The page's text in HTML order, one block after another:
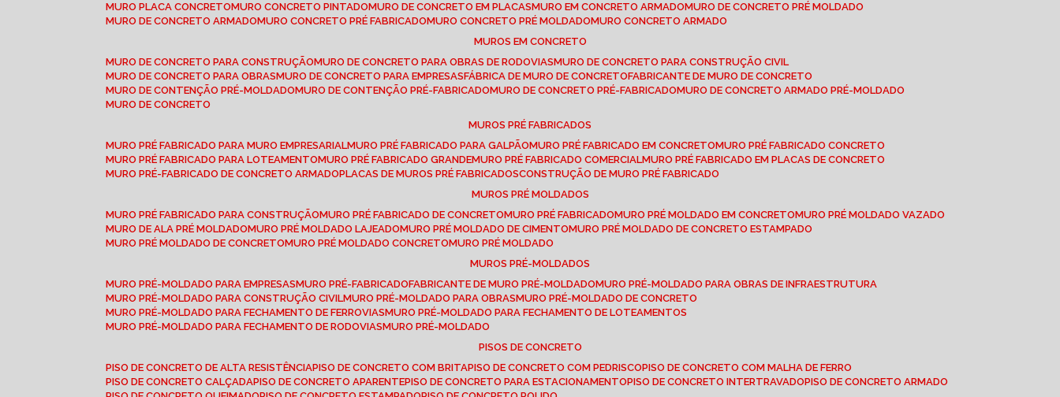
MURO PLACA CONCRETO
MURO CONCRETO PINTADO MURO DE CONCRETO EM PLACAS MURO EM CONCRETO ARMADO
MURO DE CONCRETO PRÉ MOLDADO
MURO DE CONCRETO ARMADO
MURO CONCRETO PRÉ FABRICADO MURO CONCRETO PRÉ MOLDADO
MURO CONCRETO ARMADO
MUROS EM CONCRETO
MURO DE CONCRETO PARA CONSTRUÇÃO
MURO DE CONCRETO PARA OBRAS DE RODOVIAS
MURO DE CONCRETO PARA CONSTRUÇÃO CIVIL
MURO DE CONCRETO PARA OBRAS
MURO DE CONCRETO PARA EMPRESAS FÁBRICA DE MURO DE CONCRETO FABRICANTE DE MURO DE CONCRETO
MURO DE CONTENÇÃO PRÉ-MOLDADO
MURO DE CONTENÇÃO PRÉ-FABRICADO MURO DE CONCRETO PRÉ-FABRICADO
MURO DE CONCRETO ARMADO PRÉ-MOLDADO
MURO DE CONCRETO
MUROS PRÉ FABRICADOS
MURO PRÉ FABRICADO PARA MURO EMPRESARIAL
MURO PRÉ FABRICADO PARA GALPÃO MURO PRÉ FABRICADO EM CONCRETO
MURO PRÉ FABRICADO CONCRETO
MURO PRÉ FABRICADO PARA LOTEAMENTO
MURO PRÉ FABRICADO GRANDE MURO PRÉ FABRICADO COMERCIAL
MURO PRÉ FABRICADO EM PLACAS DE CONCRETO
MURO PRÉ-FABRICADO DE CONCRETO ARMADO PLACAS DE MUROS PRÉ FABRICADOS CONSTRUÇÃO DE MURO PRÉ FABRICADO
MUROS PRÉ MOLDADOS
MURO PRÉ FABRICADO PARA CONSTRUÇÃO
MURO PRÉ FABRICADO DE CONCRETO MURO PRÉ FABRICADO MURO PRÉ MOLDADO EM CONCRETO
MURO PRÉ MOLDADO VAZADO
MURO DE ALA PRÉ MOLDADO
MURO PRÉ MOLDADO LAJEADO MURO PRÉ MOLDADO DE CIMENTO
MURO PRÉ MOLDADO DE CONCRETO ESTAMPADO
MURO PRÉ MOLDADO DE CONCRETO
MURO PRÉ MOLDADO CONCRETO
MURO PRÉ MOLDADO
MUROS PRÉ-MOLDADOS
MURO PRÉ-MOLDADO PARA EMPRESAS
MURO PRÉ-FABRICADO FABRICANTE DE MURO PRÉ-MOLDADO
MURO PRÉ-MOLDADO PARA OBRAS DE INFRAESTRUTURA
MURO PRÉ-MOLDADO PARA CONSTRUÇÃO CIVIL
MURO PRÉ-MOLDADO PARA OBRAS
MURO PRÉ-MOLDADO DE CONCRETO
MURO PRÉ-MOLDADO PARA FECHAMENTO DE FERROVIAS
MURO PRÉ-MOLDADO PARA FECHAMENTO DE LOTEAMENTOS
MURO PRÉ-MOLDADO PARA FECHAMENTO DE RODOVIAS
MURO PRÉ-MOLDADO
PISOS DE CONCRETO
PISO DE CONCRETO DE ALTA RESISTÊNCIA PISO DE CONCRETO COM BRITA PISO DE CONCRETO COM PEDRISCO PISO DE CONCRETO COM MALHA DE FERRO
PISO DE CONCRETO CALÇADA PISO DE CONCRETO APARENTE PISO DE CONCRETO PARA ESTACIONAMENTO PISO DE CONCRETO INTERTRAVADO PISO DE CONCRETO ARMADO